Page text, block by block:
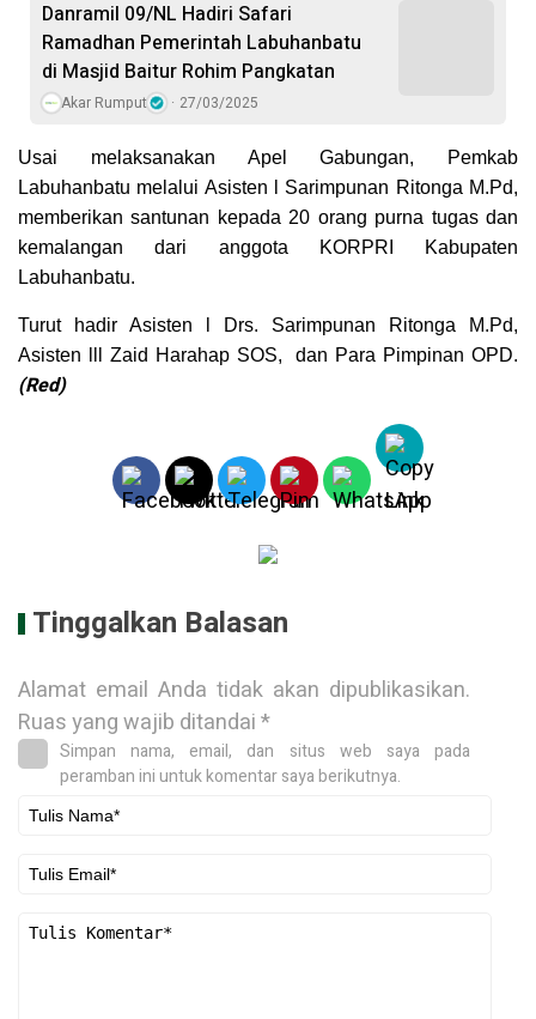
Danramil 09/NL Hadiri Safari
Ramadhan Pemerintah Labuhanbatu
di Masjid Baitur Rohim Pangkatan
Akar Rumput 27/03/2025
Usai melaksanakan Apel Gabungan, Pemkab
Labuhanbatu melalui Asisten l Sarimpunan Ritonga M.Pd,
memberikan santunan kepada 20 orang purna tugas dan
kemalangan dari anggota KORPRI Kabupaten
Labuhanbatu.
Turut hadir Asisten l Drs. Sarimpunan Ritonga M.Pd,
Asisten lll Zaid Harahap SOS, dan Para Pimpinan OPD.
(Red)
Tinggalkan Balasan
Alamat email Anda tidak akan dipublikasikan.
Ruas yang wajib ditandai*
Simpan nama, email, dan situs web saya pada
peramban ini untuk komentar saya berikutnya.